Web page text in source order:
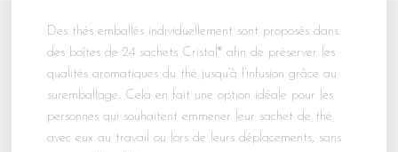
Des thés emballés individuellement sont proposés dans
des boîtes de 24 sachets Cristal® afin de préserver les
qualités aromatiques du thé jusqu’à l’infusion grâce au
suremballage. Cela en fait une option idéale pour les
personnes qui souhaitent emmener leur sachet de thé
avec eux au travail ou lors de leurs déplacements, sans